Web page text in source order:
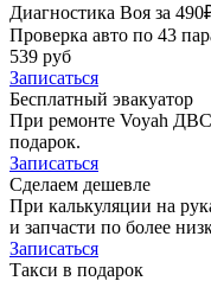
Диагностика Воя за
Проверка авто по 43
539 руб
Записаться
Бесплатный эвакуатор
При ремонте Voyah
подарок.
Записаться
Сделаем дешевле
При калькуляции на
и запчасти по более
Записаться
Такси в подарок